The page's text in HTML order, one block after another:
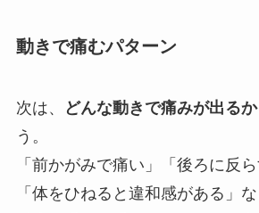
動きで痛むパターン
次は、 どんな動きで痛みが出るか
う。
「前かがみで痛い」「後ろに反ら
「体をひねると違和感がある」